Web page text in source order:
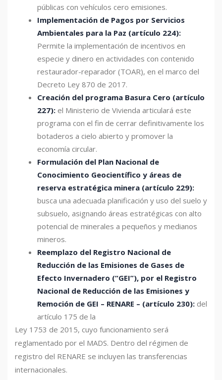
públicas con vehículos cero emisiones.
Implementación de Pagos por Servicios
Ambientales para la Paz (artículo 224):
Permite la implementación de incentivos en
especie y dinero en actividades con contenido
restaurador-reparador (TOAR), en el marco del
Decreto Ley 870 de 2017.
Creación del programa Basura Cero (artículo
227): el Ministerio de Vivienda articulará este
programa con el fin de cerrar definitivamente los
botaderos a cielo abierto y promover la
economía circular.
Formulación del Plan Nacional de
Conocimiento Geocientífico y áreas de
reserva estratégica minera (artículo 229):
busca una adecuada planificación y uso del suelo y
subsuelo, asignando áreas estratégicas con alto
potencial de minerales a pequeños y medianos
mineros.
Reemplazo del Registro Nacional de
Reducción de las Emisiones de Gases de
Efecto Invernadero (“GEI”), por el Registro
Nacional de Reducción de las Emisiones y
Remoción de GEI – RENARE – (artículo 230): del
artículo 175 de la
Ley 1753 de 2015, cuyo funcionamiento será
reglamentado por el MADS. Dentro del régimen de
registro del RENARE se incluyen las transferencias
internacionales.